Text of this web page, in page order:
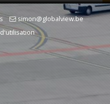
économie
Couleur Graphisme
simon@globalview.be